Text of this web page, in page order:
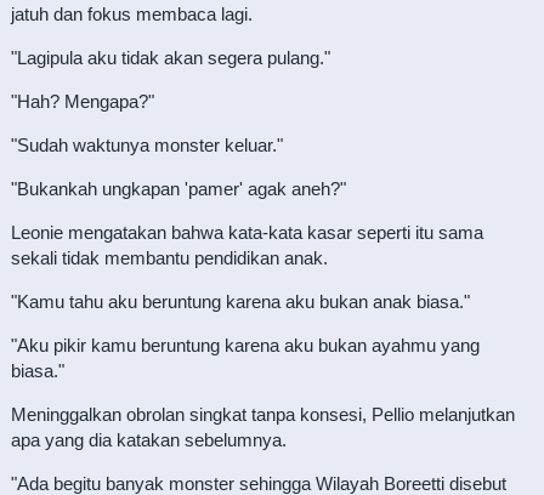
jatuh dan fokus membaca lagi.
"Lagipula aku tidak akan segera pulang."
"Hah? Mengapa?"
"Sudah waktunya monster keluar."
"Bukankah ungkapan 'pamer' agak aneh?"
Leonie mengatakan bahwa kata-kata kasar seperti itu sama
sekali tidak membantu pendidikan anak.
"Kamu tahu aku beruntung karena aku bukan anak biasa."
"Aku pikir kamu beruntung karena aku bukan ayahmu yang
biasa."
Meninggalkan obrolan singkat tanpa konsesi, Pellio melanjutkan
apa yang dia katakan sebelumnya.
"Ada begitu banyak monster sehingga Wilayah Boreetti disebut